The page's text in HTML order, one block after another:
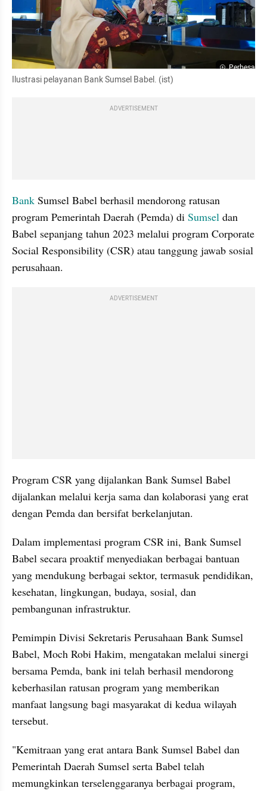
Perbesar
Ilustrasi pelayanan Bank Sumsel Babel. (ist)
ADVERTISEMENT
Bank Sumsel Babel berhasil mendorong ratusan
program Pemerintah Daerah (Pemda) di Sumsel dan
Babel sepanjang tahun 2023 melalui program Corporate
Social Responsibility (CSR) atau tanggung jawab sosial
perusahaan.
ADVERTISEMENT
Program CSR yang dijalankan Bank Sumsel Babel
dijalankan melalui kerja sama dan kolaborasi yang erat
dengan Pemda dan bersifat berkelanjutan.
Dalam implementasi program CSR ini, Bank Sumsel
Babel secara proaktif menyediakan berbagai bantuan
yang mendukung berbagai sektor, termasuk pendidikan,
kesehatan, lingkungan, budaya, sosial, dan
pembangunan infrastruktur.
Pemimpin Divisi Sekretaris Perusahaan Bank Sumsel
Babel, Moch Robi Hakim, mengatakan melalui sinergi
bersama Pemda, bank ini telah berhasil mendorong
keberhasilan ratusan program yang memberikan
manfaat langsung bagi masyarakat di kedua wilayah
tersebut.
"Kemitraan yang erat antara Bank Sumsel Babel dan
Pemerintah Daerah Sumsel serta Babel telah
memungkinkan terselenggaranya berbagai program,